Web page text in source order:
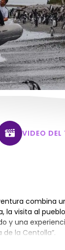
VIDEO DEL
combina
la visita al
y una
de la Centolla”.